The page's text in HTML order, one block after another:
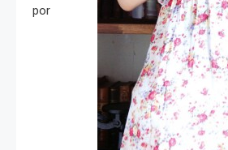
por